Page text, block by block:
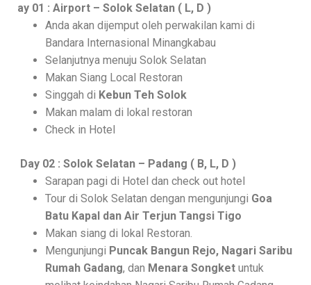
ay 01 : Airport – Solok Selatan ( L, D )
Anda akan dijemput oleh perwakilan kami di
Bandara Internasional Minangkabau
Selanjutnya menuju Solok Selatan
Makan Siang Local Restoran
Singgah di Kebun Teh Solok
Makan malam di lokal restoran
Check in Hotel
Day 02 : Solok Selatan – Padang ( B, L, D )
Sarapan pagi di Hotel dan check out hotel
Tour di Solok Selatan dengan mengunjungi Goa
Batu Kapal dan Air Terjun Tangsi Tigo
Makan siang di lokal Restoran.
Mengunjungi Puncak Bangun Rejo, Nagari Saribu
Rumah Gadang, dan Menara Songket untuk